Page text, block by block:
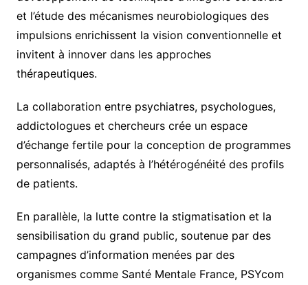
et l’étude des mécanismes neurobiologiques des
impulsions enrichissent la vision conventionnelle et
invitent à innover dans les approches
thérapeutiques.
La collaboration entre psychiatres, psychologues,
addictologues et chercheurs crée un espace
d’échange fertile pour la conception de programmes
personnalisés, adaptés à l’hétérogénéité des profils
de patients.
En parallèle, la lutte contre la stigmatisation et la
sensibilisation du grand public, soutenue par des
campagnes d’information menées par des
organismes comme Santé Mentale France, PSYcom